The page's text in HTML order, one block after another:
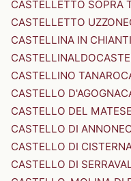
CASTELLETTO SOPRA
CASTELLETTO UZZONE
CASTELLINA IN CHIANTI
CASTELLINALDO
CASTELLINO TANARO
CASTELLO D'AGOGNA
CASTELLO DEL MATESE
CASTELLO DI ANNONE
CASTELLO DI
CASTELLO DI